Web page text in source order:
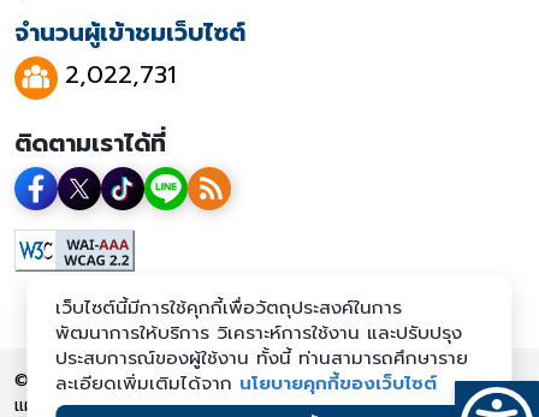
จำนวนผู้เข้าชมเว็บไซต์
2,022,731
ติดตามเราได้ที่
© 2569 กรมทางหลวง สงวนลิขสิทธิ์
แผนผังเว็บไซต์
นโยบายเว็บไซต์ นโยบายการคุ้มครองข้อมูลส่วน
เว็บไซต์นี้มีการใช้คุกกี้เพื่อวัตถุประสงค์ในการ
พัฒนาการให้บริการ วิเคราะห์การใช้งาน และปรับปรุง
ประสบการณ์ของผู้ใช้งาน ทั้งนี้ ท่านสามารถศึกษาราย
ละเอียดเพิ่มเติมได้จาก นโยบายคุกกี้ของเว็บไซต์